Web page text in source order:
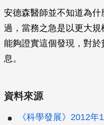
安德森醫師並不知道為
過，當務之急是以更大
能夠證實這個發現，對
息。
資料來源
《科學發展》2012